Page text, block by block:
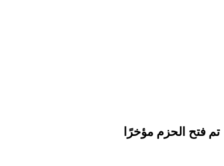
تم فتح الحزم مؤخرًا